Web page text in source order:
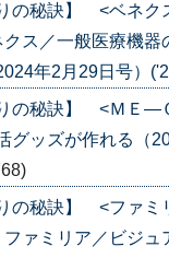
の秘訣】 <ベネク
ス／一般医療機器
年2月29日号）
りの秘訣】 <ＭＥ―
グッズが作れる（
の秘訣】 <ファミ
ァミリア／ビジュ